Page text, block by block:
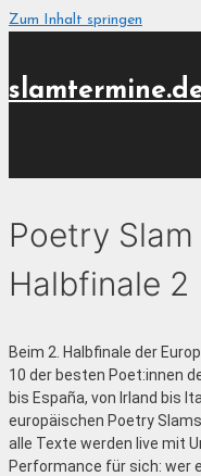
Zum Inhalt springen
Poetry
Halbfinale 2
Beim 2. Halbfinale der
10 der besten Poet:innen
bis España, von Irland bis
europäischen Poetry
alle Texte werden live mit
Performance für sich: wer